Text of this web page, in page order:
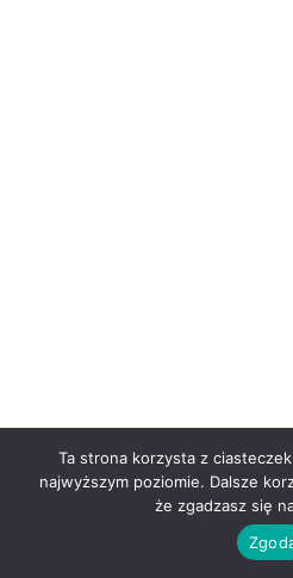
Ta strona korzysta z
najwyższym poziomie. Dalsze
że zgadzasz się